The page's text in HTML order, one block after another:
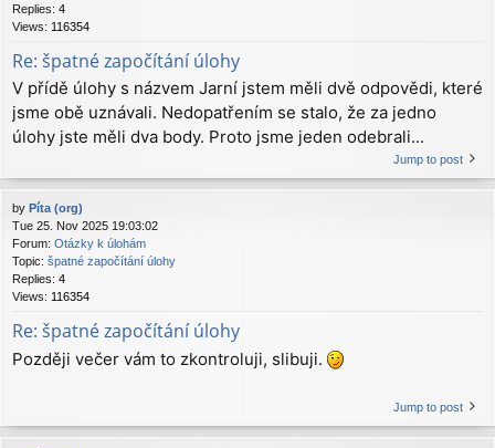
Replies: 4
Views: 116354
Re: špatné započítání úlohy
V přídě úlohy s názvem Jarní jstem měli dvě odpovědi, které
jsme obě uznávali. Nedopatřením se stalo, že za jedno
úlohy jste měli dva body. Proto jsme jeden odebrali...
Jump to post
by Píta (org)
Tue 25. Nov 2025 19:03:02
Forum: Otázky k úlohám
Topic: špatné započítání úlohy
Replies: 4
Views: 116354
Re: špatné započítání úlohy
Později večer vám to zkontroluji, slibuji.
Jump to post